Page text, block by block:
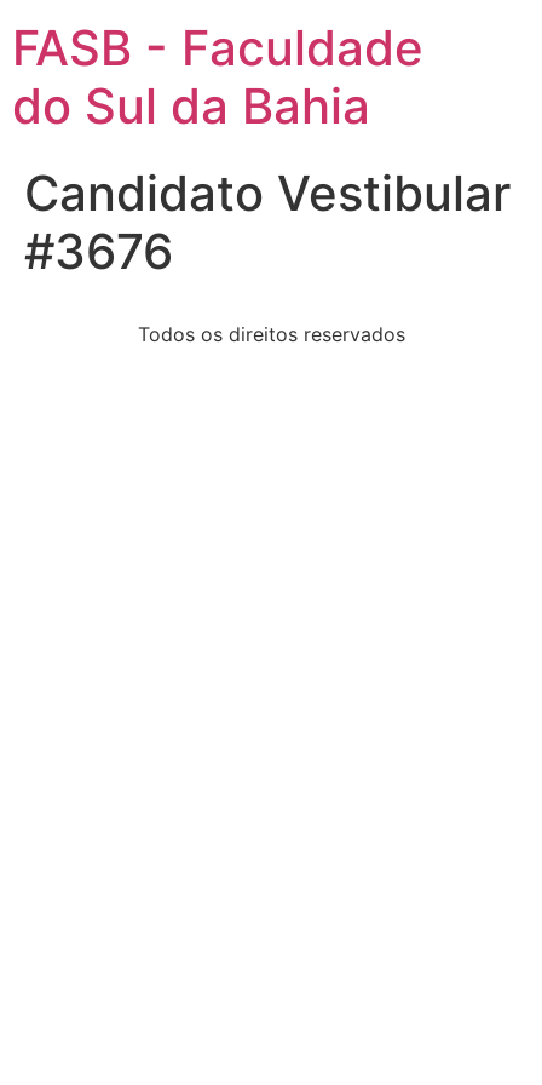
FASB - Faculdade
do Sul da Bahia
Candidato Vestibular
#3676
Todos os direitos reservados